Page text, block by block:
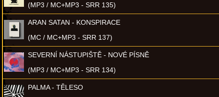
(MP3 / MC+MP3 - SRR 135)
ARAN SATAN - KONSPIRACE
(MC / MC+MP3 - SRR 137)
SEVERNÍ NÁSTUPIŠTĚ - NOVÉ PÍSNĚ
(MP3 / MC+MP3 - SRR 134)
PALMA - TĚLESO